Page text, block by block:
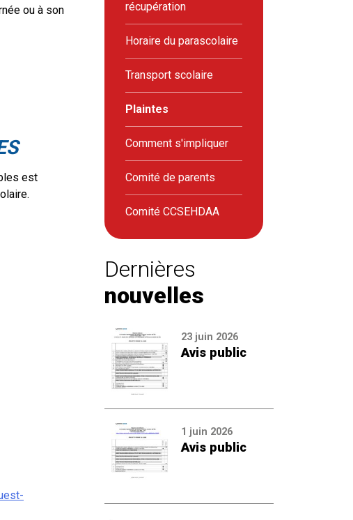
ou à son
est
récupération
Horaire du parascolaire
Transport scolaire
Plaintes
Comment s'impliquer
Comité de parents
Comité CCSEHDAA
Dernières
nouvelles
23 juin 2026
Avis public
1 juin 2026
Avis public